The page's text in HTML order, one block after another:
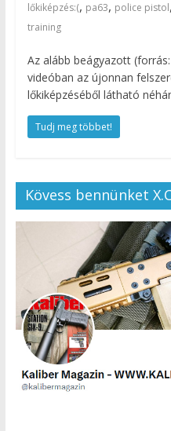
lőkiképzés:(, pa63, police pistol,
training
Az alább beágyazott
videóban az újonnan
lőkiképzéséből látható
Tudj meg többet!
Kövess bennünket